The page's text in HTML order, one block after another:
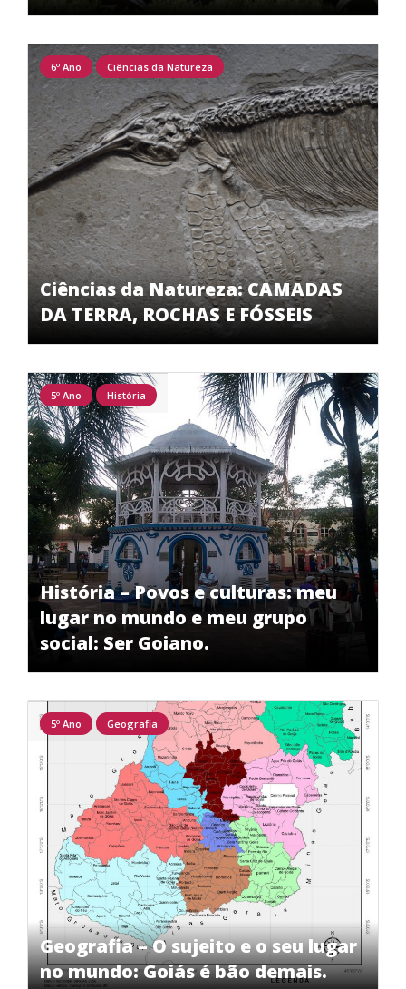
Ciências da Natureza: CAMADAS
DA TERRA, ROCHAS E FÓSSEIS
6º Ano Ciências da Natureza
História – Povos e culturas: meu
lugar no mundo e meu grupo
social: Ser Goiano.
5º Ano História
Geografia – O sujeito e o seu lugar
no mundo: Goiás é bão demais.
5º Ano Geografia